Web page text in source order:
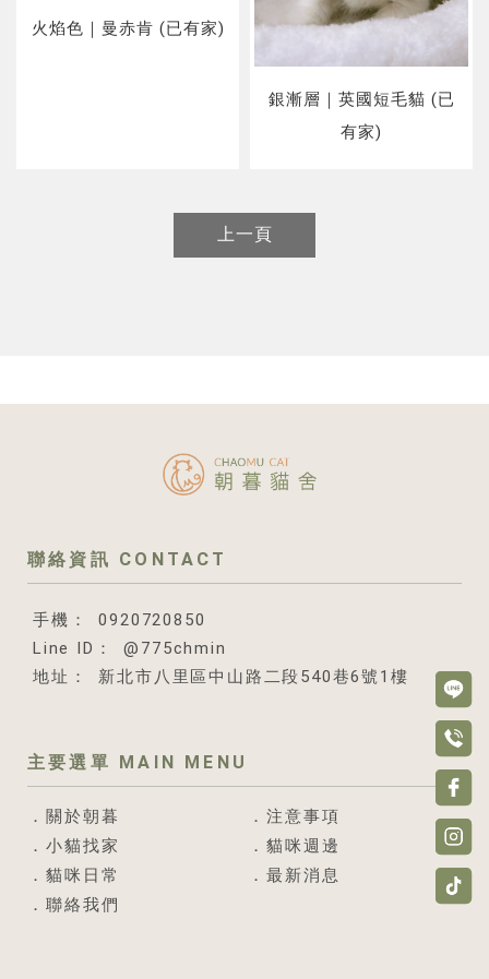
火焰色｜曼赤肯 (已有家)
銀漸層｜英國短毛貓 (已
有家)
上一頁
@775chmin
0920720850
新北市八里區中山路二段540巷6號1樓
關於朝暮
注意事項
小貓找家
貓咪週邊
貓咪日常
最新消息
聯絡我們